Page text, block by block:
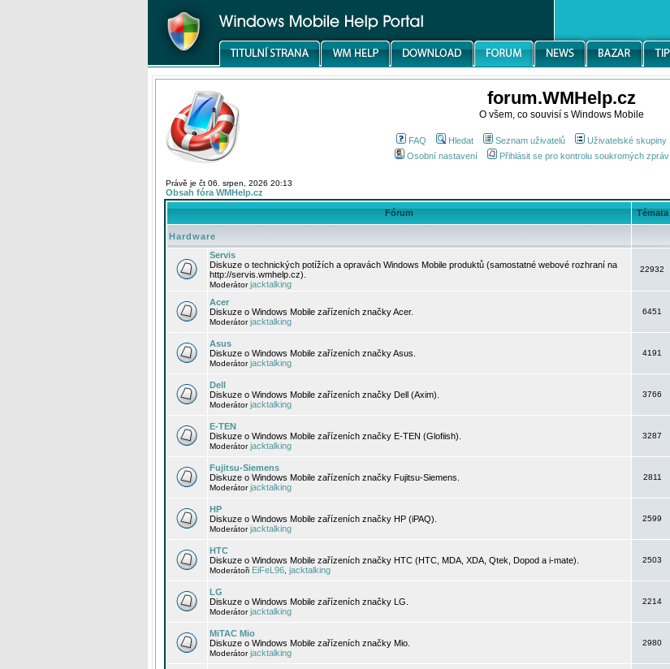
forum.WMHelp.cz
O všem, co souvisí s Windows Mobile
FAQ Hledat Seznam uživatelů Uživatelské skupiny
Osobní nastavení
Přihlásit se pro kontrolu soukromých zpráv
Právě je čt 06. srpen, 2026 20:13
Obsah fóra WMHelp.cz
Fórum Témata
Hardware
Servis
Diskuze o technických potížích a opravách Windows Mobile produktů (samostatné webové rozhraní na
http://servis.wmhelp.cz).
Moderátorjacktalking
22932
Acer
Diskuze o Windows Mobile zařízeních značky Acer.
Moderátorjacktalking
6451
Asus
Diskuze o Windows Mobile zařízeních značky Asus.
Moderátorjacktalking
4191
Dell
Diskuze o Windows Mobile zařízeních značky Dell (Axim).
Moderátorjacktalking
3766
E-TEN
Diskuze o Windows Mobile zařízeních značky E-TEN (Glofiish).
Moderátorjacktalking
3287
Fujitsu-Siemens
Diskuze o Windows Mobile zařízeních značky Fujitsu-Siemens.
Moderátorjacktalking
2811
HP
Diskuze o Windows Mobile zařízeních značky HP (iPAQ).
Moderátorjacktalking
2599
HTC
Diskuze o Windows Mobile zařízeních značky HTC (HTC, MDA, XDA, Qtek, Dopod a i-mate).
Moderátoři EiFeL96 jacktalking
2503
LG
Diskuze o Windows Mobile zařízeních značky LG.
Moderátorjacktalking
2214
MiTAC Mio
Diskuze o Windows Mobile zařízeních značky Mio.
Moderátorjacktalking
2980